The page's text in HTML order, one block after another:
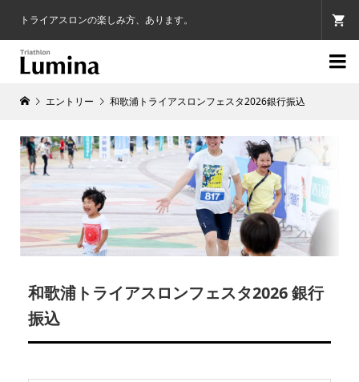
トライアスロンの楽しみ方、あります。

エントリー 和歌浦トライアスロンフェスタ2026銀行振込
和歌浦トライアスロンフェスタ2026 銀行
振込